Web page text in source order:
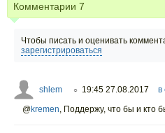
Комментарии 7
Чтобы писать и оценивать
зарегистрироваться
shlem ○ 19:45 27.08.2017 в
@kremen, Поддержу, что бы и кто